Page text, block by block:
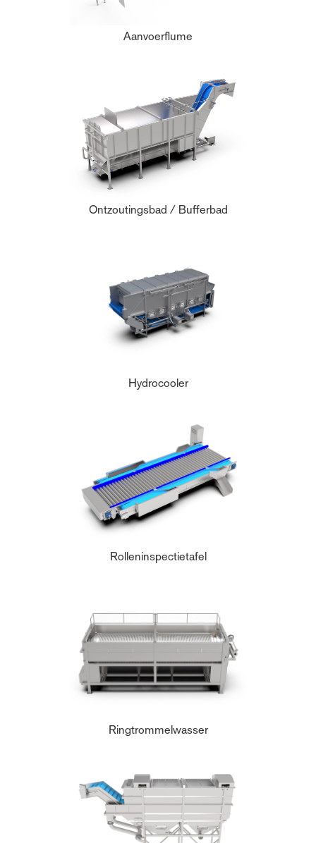
Aanvoerflume
Ontzoutingsbad / Bufferbad
Hydrocooler
Rolleninspectietafel
Ringtrommelwasser